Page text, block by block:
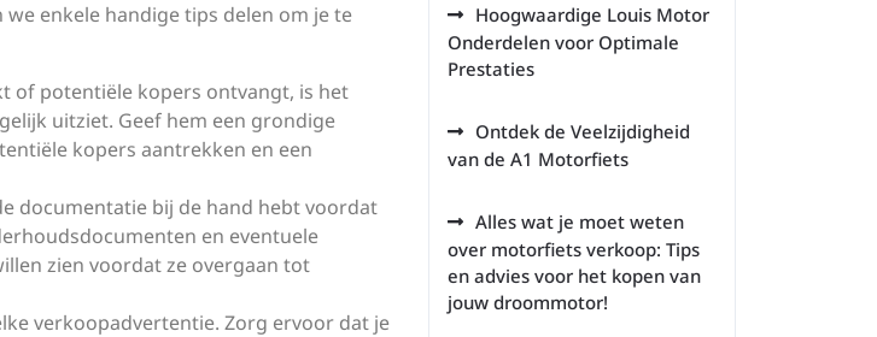
enkele handige tips delen om je te
of potentiële kopers ontvangt, is het
uitziet. Geef hem een grondige
kopers aantrekken en een
documentatie bij de hand hebt voordat
en eventuele
zien voordat ze overgaan tot
verkoopadvertentie. Zorg ervoor dat je
Hoogwaardige Louis Motor
Onderdelen voor Optimale
Prestaties
Ontdek de Veelzijdigheid
van de A1 Motorfiets
Alles wat je moet weten
over motorfiets verkoop: Tips
en advies voor het kopen van
jouw droommotor!